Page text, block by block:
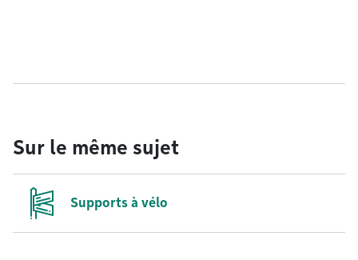
Sur le même sujet
Supports à vélo